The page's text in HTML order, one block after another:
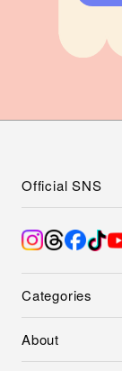
Categories
About
Official SNS